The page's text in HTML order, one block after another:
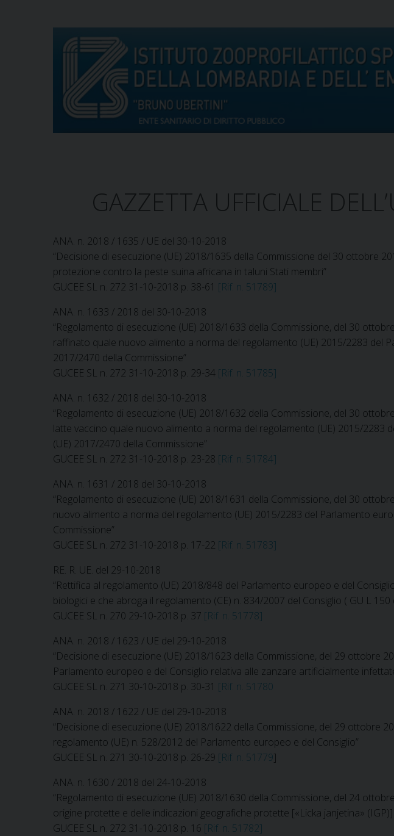
GAZZETTA UFFICIALE
ANA. n. 2018 / 1635 / UE del 30-10-2018
“Decisione di esecuzione (UE) 2018/1635 della Commissione del 30 ottobre
protezione contro la peste suina africana in taluni Stati membri”
GUCEE SL n. 272 31-10-2018 p. 38-61 [Rif. n. 51789]
ANA. n. 1633 / 2018 del 30-10-2018
“Regolamento di esecuzione (UE) 2018/1633 della Commissione, del 30
raffinato quale nuovo alimento a norma del regolamento (UE) 2015/2283 del
2017/2470 della Commissione”
GUCEE SL n. 272 31-10-2018 p. 29-34 [Rif. n. 51785]
ANA. n. 1632 / 2018 del 30-10-2018
“Regolamento di esecuzione (UE) 2018/1632 della Commissione, del 30
latte vaccino quale nuovo alimento a norma del regolamento (UE) 2015/
(UE) 2017/2470 della Commissione”
GUCEE SL n. 272 31-10-2018 p. 23-28 [Rif. n. 51784]
ANA. n. 1631 / 2018 del 30-10-2018
“Regolamento di esecuzione (UE) 2018/1631 della Commissione, del 30
nuovo alimento a norma del regolamento (UE) 2015/2283 del Parlamento
Commissione”
GUCEE SL n. 272 31-10-2018 p. 17-22 [Rif. n. 51783]
RE. R. UE. del 29-10-2018
“Rettifica al regolamento (UE) 2018/848 del Parlamento europeo e del
biologici e che abroga il regolamento (CE) n. 834/2007 del Consiglio ( GU L 150
GUCEE SL n. 270 29-10-2018 p. 37 [Rif. n. 51778]
ANA. n. 2018 / 1623 / UE del 29-10-2018
“Decisione di esecuzione (UE) 2018/1623 della Commissione, del 29 ottobre
Parlamento europeo e del Consiglio relativa alle zanzare artificialmente
GUCEE SL n. 271 30-10-2018 p. 30-31 [Rif. n. 51780
ANA. n. 2018 / 1622 / UE del 29-10-2018
“Decisione di esecuzione (UE) 2018/1622 della Commissione, del 29 ottobre
regolamento (UE) n. 528/2012 del Parlamento europeo e del Consiglio”
GUCEE SL n. 271 30-10-2018 p. 26-29 [Rif. n. 51779]
ANA. n. 1630 / 2018 del 24-10-2018
“Regolamento di esecuzione (UE) 2018/1630 della Commissione, del 24
origine protette e delle indicazioni geografiche protette [«Licka janjetina» (IGP)]
GUCEE SL n. 272 31-10-2018 p. 16 [Rif. n. 51782]